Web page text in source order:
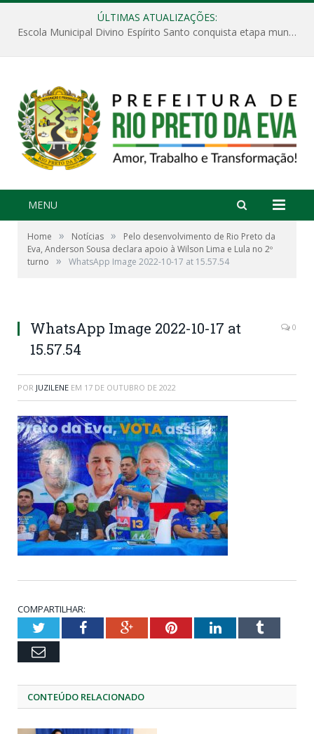
ÚLTIMAS ATUALIZAÇÕES:
Escola Municipal Divino Espírito Santo conquista etapa municipal da V Feira Amazonense de Matemática
MENU
Home » Notícias »
Pelo desenvolvimento de Rio Preto da
Eva, Anderson Sousa declara apoio à Wilson Lima e Lula no 2º
turno
» WhatsApp Image 2022-10-17 at 15.57.54
WhatsApp Image 2022-10-17 at
15.57.54
0
POR JUZILENE EM 17 DE OUTUBRO DE 2022
COMPARTILHAR:
TwitterFacebookGoogle+PinterestLinkedInTumblr
Email
CONTEÚDO RELACIONADO